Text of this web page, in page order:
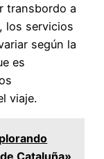
transbordo a
los servicios
según la
es
viaje.